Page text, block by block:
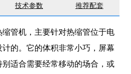
技术参数 推荐配套
管机，主要针对热缩管位于电
的。它的体积非常小巧，屏幕
适合需要经常移动的场合，或